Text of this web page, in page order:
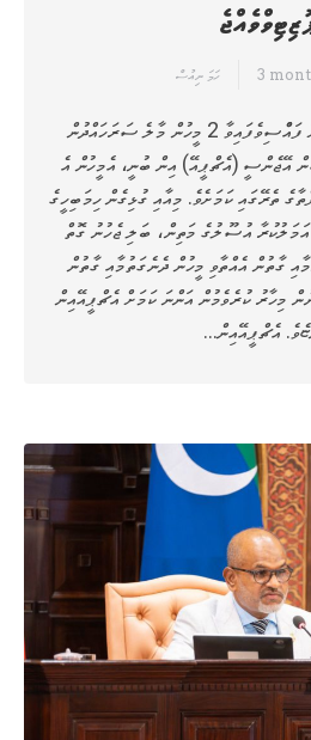
ހަމަ ނިއުސް 3
ހިމަބިހި ނުވަތަ މީސްލްސްއަށް ފައްްސިވެފައިވާ 2 މީހުން މާލެ ސަރަހައްދުން
އޭޖެންސީ (އެޗްޕީއޭ) އިން ބުނީ، އެމީހުން އެ
ތެރޭގައި ކަމަށެވެ. މިއާއި ގުޅިގެން ހިމަބިހީގެ
އުސޫލުގެ މަތިން، ބަލި ޖެހުނު ގޮތް
ގާތުން އެއްތާވި މީހުން ދެނެގަތުމާއި ގާތުން
މިހާރު ކުރެވެމުން އަންނަ ކަމަށް އެޗްޕީއޭއިން
އެޗްޕީއޭއިން…